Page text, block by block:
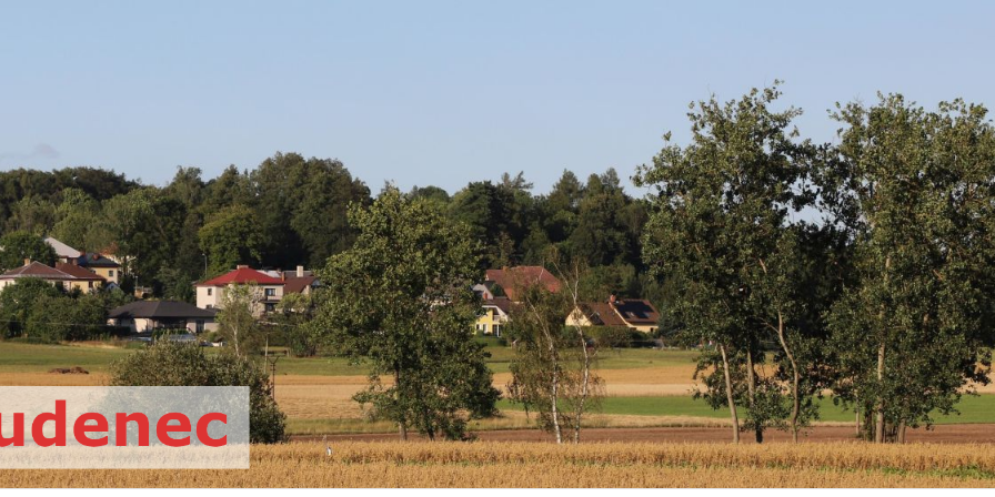
Oficiální web římskokatolické farnosti Studenec